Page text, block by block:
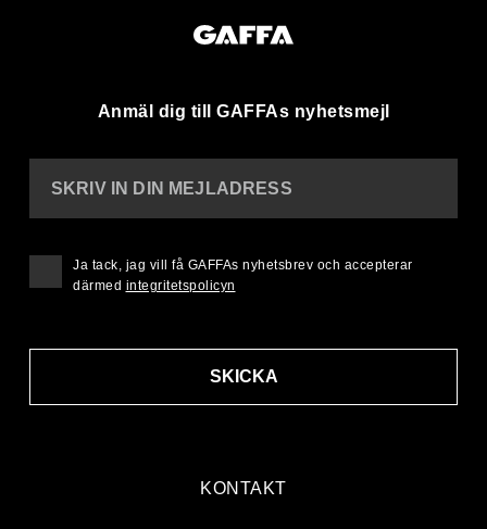
Anmäl dig till GAFFAs nyhetsmejl
KONTAKT
SKRIV IN DIN MEJLADRESS
SKICKA
Ja tack, jag vill få GAFFAs nyhetsbrev och accepterar
därmed integritetspolicyn